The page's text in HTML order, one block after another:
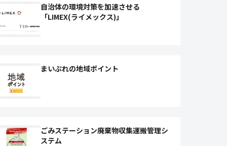
自治体の環境対策を加速させる
「LIMEX(ライメックス)」
まいぷれの地域ポイント
ごみステーション廃棄物収集運搬管理シ
ステム